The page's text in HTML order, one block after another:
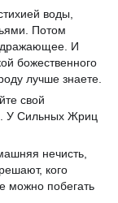
воды,
Потом
И
божественного
лучше знаете.
свой
У Сильных Жриц
нечисть,
кого
можно побегать